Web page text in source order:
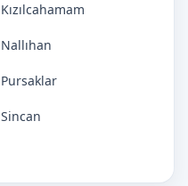
Kızılcahamam
Nallıhan
Pursaklar
Sincan